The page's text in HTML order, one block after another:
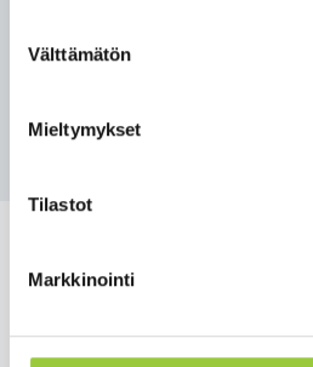
valinta
Välttämätön
Mieltymykset
Tilastot
Markkinointi
ti, to ja pe 11:00 - 15:00
Takaisin uutisiin
Salmelankuja 1, 88300 Paltamo